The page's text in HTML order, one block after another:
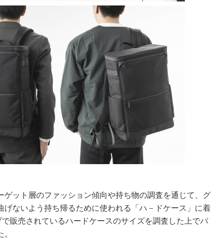
ゲット層のファッション傾向や持ち物の調査を通じて、グ
げないよう持ち帰るために使われる「ハ－ドケース」に着
販売されているハードケースのサイズを調査した上でバ